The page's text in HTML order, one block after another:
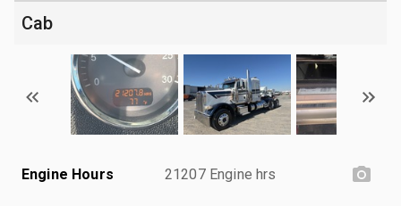
Cab
Engine Hours 21207 Engine hrs